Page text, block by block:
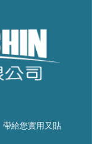
帶給您實用又貼